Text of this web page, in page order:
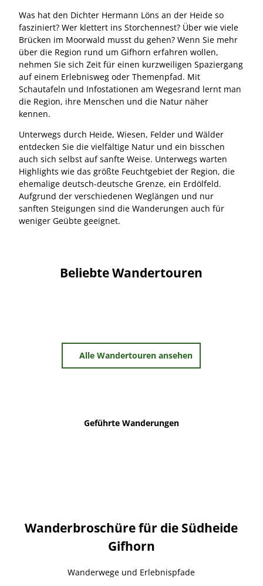
Was hat den Dichter Hermann Löns an der Heide so
fasziniert? Wer klettert ins Storchennest? Über wie viele
Brücken im Moorwald musst du gehen? Wenn Sie mehr
über die Region rund um Gifhorn erfahren wollen,
nehmen Sie sich Zeit für einen kurzweiligen Spaziergang
auf einem Erlebnisweg oder Themenpfad. Mit
Schautafeln und Infostationen am Wegesrand lernt man
die Region, ihre Menschen und die Natur näher
kennen.
Unterwegs durch Heide, Wiesen, Felder und Wälder
entdecken Sie die vielfältige Natur und ein bisschen
auch sich selbst auf sanfte Weise. Unterwegs warten
Highlights wie das größte Feuchtgebiet der Region, die
ehemalige deutsch-deutsche Grenze, ein Erdölfeld.
Aufgrund der verschiedenen Weglängen und nur
sanften Steigungen sind die Wanderungen auch für
weniger Geübte geeignet.
Beliebte Wandertouren
Alle Wandertouren ansehen
Geführte Wanderungen
Wanderbroschüre für die Südheide
Gifhorn
Wanderwege und Erlebnispfade